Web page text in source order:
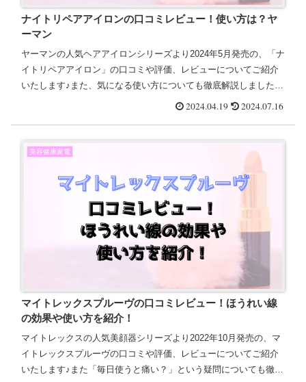
ナイトリペアアイロンの口コミレビュー！使い方は？ヤ
ーマン
ヤーマンの人気ヘアアイロンシリーズより2024年5月発売の、「ナ
イトリペアアイロン」の口コミや評価、レビューについてご紹介
いたします♪また、気になる使い方についても徹底解説しました＾
＾ヤーマン「ナイトリペアアイロン」の口コミ、レビューは、
2024.04.19 2024.07.16
美容健康家電
マイトレックスプルーヴの口コミレビュー！ほうれい線
の効果や使い方を紹介！
マイトレックスの人気美顔器シリーズより2022年10月発売の、マ
イトレックスプルーヴの口コミや評価、レビューについてご紹介
いたします♪また「毎日使うと痛い？」という疑問についても徹底